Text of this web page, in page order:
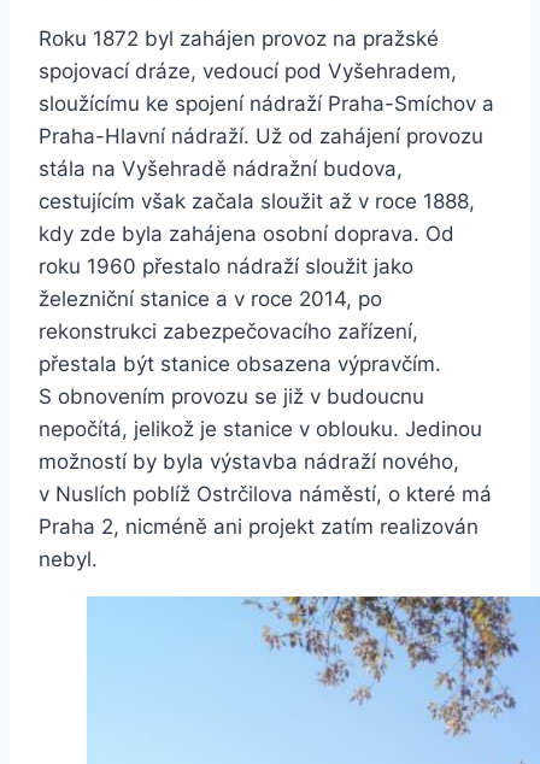
Roku 1872 byl zahájen provoz na pražské
spojovací dráze, vedoucí pod Vyšehradem,
sloužícímu ke spojení nádraží Praha-Smíchov a
Praha-Hlavní nádraží. Už od zahájení provozu
stála na Vyšehradě nádražní budova,
cestujícím však začala sloužit až v roce 1888,
kdy zde byla zahájena osobní doprava. Od
roku 1960 přestalo nádraží sloužit jako
železniční stanice a v roce 2014, po
rekonstrukci zabezpečovacího zařízení,
přestala být stanice obsazena výpravčím.
S obnovením provozu se již v budoucnu
nepočítá, jelikož je stanice v oblouku. Jedinou
možností by byla výstavba nádraží nového,
v Nuslích poblíž Ostrčilova náměstí, o které má
Praha 2, nicméně ani projekt zatím realizován
nebyl.